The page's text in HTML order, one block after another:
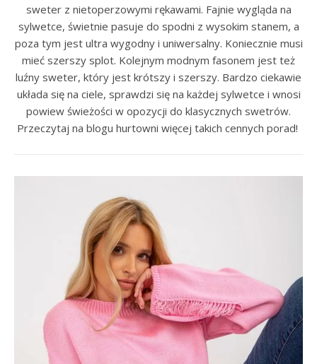
sweter z nietoperzowymi rękawami. Fajnie wygląda na
sylwetce, świetnie pasuje do spodni z wysokim stanem, a
poza tym jest ultra wygodny i uniwersalny. Koniecznie musi
mieć szerszy splot. Kolejnym modnym fasonem jest też
luźny sweter, który jest krótszy i szerszy. Bardzo ciekawie
układa się na ciele, sprawdzi się na każdej sylwetce i wnosi
powiew świeżości w opozycji do klasycznych swetrów.
Przeczytaj na blogu hurtowni więcej takich cennych porad!